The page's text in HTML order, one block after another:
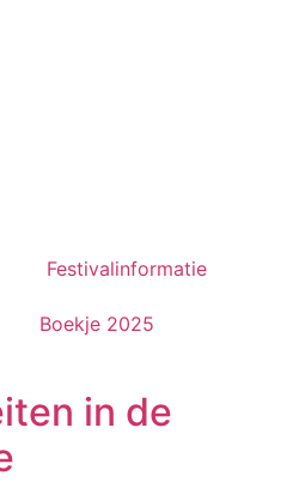
Festivalinformatie
Boekje 2025
in de